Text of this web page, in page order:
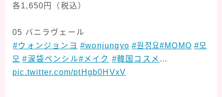
各1,650円（税込）
05 バニラヴェール
⁡#ウォンジョンヨ #wonjungyo #원정요#MOMO #모
모 #涙袋ペンシル#メイク #韓国コスメ …
pic.twitter.com/ptHgb0HVxV